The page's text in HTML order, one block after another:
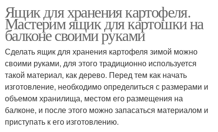
Ящик для хранения картофеля.
Мастерим ящик для картошки на
балконе своими руками
Сделать ящик для хранения картофеля зимой можно
своими руками, для этого традиционно используется
такой материал, как дерево. Перед тем как начать
изготовление, необходимо определиться с размерами и
объемом хранилища, местом его размещения на
балконе, и после этого можно запасаться материалом и
приступать к его изготовлению.